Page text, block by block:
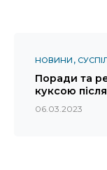
НОВИНИ
Поради та
куксою
06.03.2023